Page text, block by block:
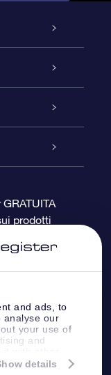
and ads, to
analyse our
your use of
and
or that
details
prodotti